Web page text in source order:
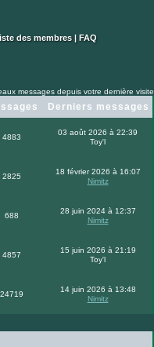
des membres| FAQ
messages depuis votre dernière visite
Derniers messages
4883
03 août 2026 à 22:39
Toy'l
2825
18 février 2026 à 16:07
Nimitz
688
28 juin 2024 à 12:37
Nimitz
4857
15 juin 2026 à 21:19
Toy'l
24719
14 juin 2026 à 13:48
Nimitz